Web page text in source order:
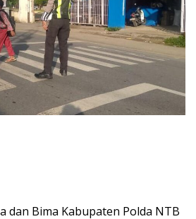
dan Bima Kabupaten Polda NTB